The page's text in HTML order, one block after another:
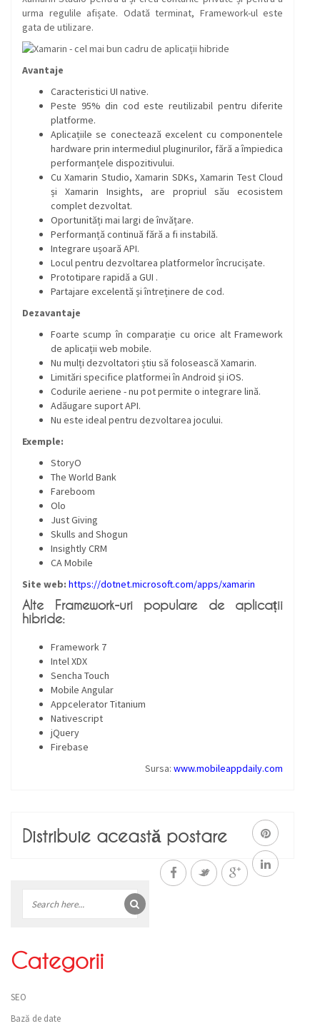
urma regulile afișate. Odată terminat, Framework-ul este
gata de utilizare.
Avantaje
Caracteristici UI native.
Peste 95% din cod este reutilizabil pentru diferite
platforme.
Aplicațiile se conectează excelent cu componentele
hardware prin intermediul pluginurilor, fără a împiedica
performanțele dispozitivului.
Cu Xamarin Studio, Xamarin SDKs, Xamarin Test Cloud
și Xamarin Insights, are propriul său ecosistem
complet dezvoltat.
Oportunități mai largi de învățare.
Performanță continuă fără a fi instabilă.
Integrare ușoară API.
Locul pentru dezvoltarea platformelor încrucișate.
Prototipare rapidă a GUI .
Partajare excelentă și întreținere de cod.
Dezavantaje
Foarte scump în comparație cu orice alt Framework
de aplicații web mobile.
Nu mulți dezvoltatori știu să folosească Xamarin.
Limitări specifice platformei în Android și iOS.
Codurile aeriene - nu pot permite o integrare lină.
Adăugare suport API.
Nu este ideal pentru dezvoltarea jocului.
Exemple:
StoryO
The World Bank
Fareboom
Olo
Just Giving
Skulls and Shogun
Insightly CRM
CA Mobile
Site web: https://dotnet.microsoft.com/apps/xamarin
Alte Framework-uri populare de aplicații
hibride:
Framework 7
Intel XDX
Sencha Touch
Mobile Angular
Appcelerator Titanium
Nativescript
jQuery
Firebase
Sursa:www.mobileappdaily.com
Distribuie această postare
Bară
Categorii
SEO
Bază de date